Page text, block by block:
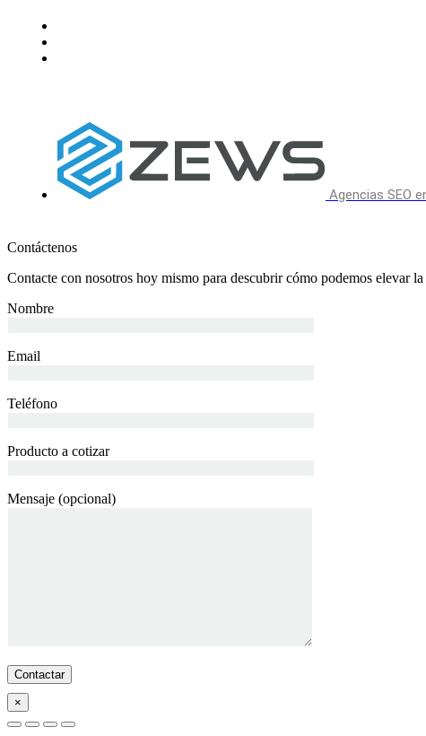
Agencias SEO
Contáctenos
Contacte con nosotros hoy mismo para descubrir cómo podemos elevar
Nombre
Email
Teléfono
Producto a cotizar
Mensaje (opcional)
×